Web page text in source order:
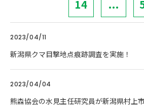
14 ...
2023/04/11
新潟県クマ目撃地点痕跡調査を実施！
2023/04/04
熊森協会の水見主任研究員が新潟県村上